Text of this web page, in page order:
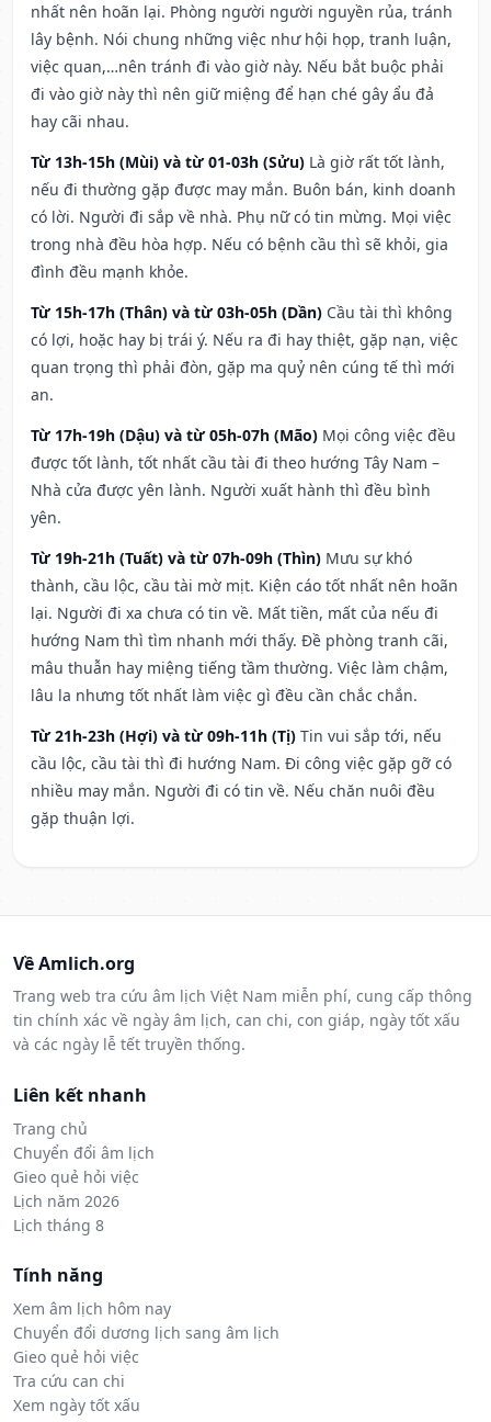
nhất nên hoãn lại. Phòng người người nguyền rủa, tránh
lây bệnh. Nói chung những việc như hội họp, tranh luận,
việc quan,…nên tránh đi vào giờ này. Nếu bắt buộc phải
đi vào giờ này thì nên giữ miệng để hạn ché gây ẩu đả
hay cãi nhau.
Từ 13h-15h (Mùi) và từ 01-03h (Sửu) Là giờ rất tốt lành,
nếu đi thường gặp được may mắn. Buôn bán, kinh doanh
có lời. Người đi sắp về nhà. Phụ nữ có tin mừng. Mọi việc
trong nhà đều hòa hợp. Nếu có bệnh cầu thì sẽ khỏi, gia
đình đều mạnh khỏe.
Từ 15h-17h (Thân) và từ 03h-05h (Dần) Cầu tài thì không
có lợi, hoặc hay bị trái ý. Nếu ra đi hay thiệt, gặp nạn, việc
quan trọng thì phải đòn, gặp ma quỷ nên cúng tế thì mới
an.
Từ 17h-19h (Dậu) và từ 05h-07h (Mão) Mọi công việc đều
được tốt lành, tốt nhất cầu tài đi theo hướng Tây Nam –
Nhà cửa được yên lành. Người xuất hành thì đều bình
yên.
Từ 19h-21h (Tuất) và từ 07h-09h (Thìn) Mưu sự khó
thành, cầu lộc, cầu tài mờ mịt. Kiện cáo tốt nhất nên hoãn
lại. Người đi xa chưa có tin về. Mất tiền, mất của nếu đi
hướng Nam thì tìm nhanh mới thấy. Đề phòng tranh cãi,
mâu thuẫn hay miệng tiếng tầm thường. Việc làm chậm,
lâu la nhưng tốt nhất làm việc gì đều cần chắc chắn.
Từ 21h-23h (Hợi) và từ 09h-11h (Tị) Tin vui sắp tới, nếu
cầu lộc, cầu tài thì đi hướng Nam. Đi công việc gặp gỡ có
nhiều may mắn. Người đi có tin về. Nếu chăn nuôi đều
gặp thuận lợi.
Về Amlich.org
Trang web tra cứu âm lịch Việt Nam miễn phí, cung cấp thông
tin chính xác về ngày âm lịch, can chi, con giáp, ngày tốt xấu
và các ngày lễ tết truyền thống.
Liên kết nhanh
Trang chủ
Chuyển đổi âm lịch
Gieo quẻ hỏi việc
Lịch năm 2026
Lịch tháng 8
Tính năng
Xem âm lịch hôm nay
Chuyển đổi dương lịch sang âm lịch
Gieo quẻ hỏi việc
Tra cứu can chi
Xem ngày tốt xấu